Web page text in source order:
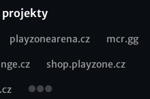
projekty
playzonearena.cz mcr.gg
shop.playzone.cz